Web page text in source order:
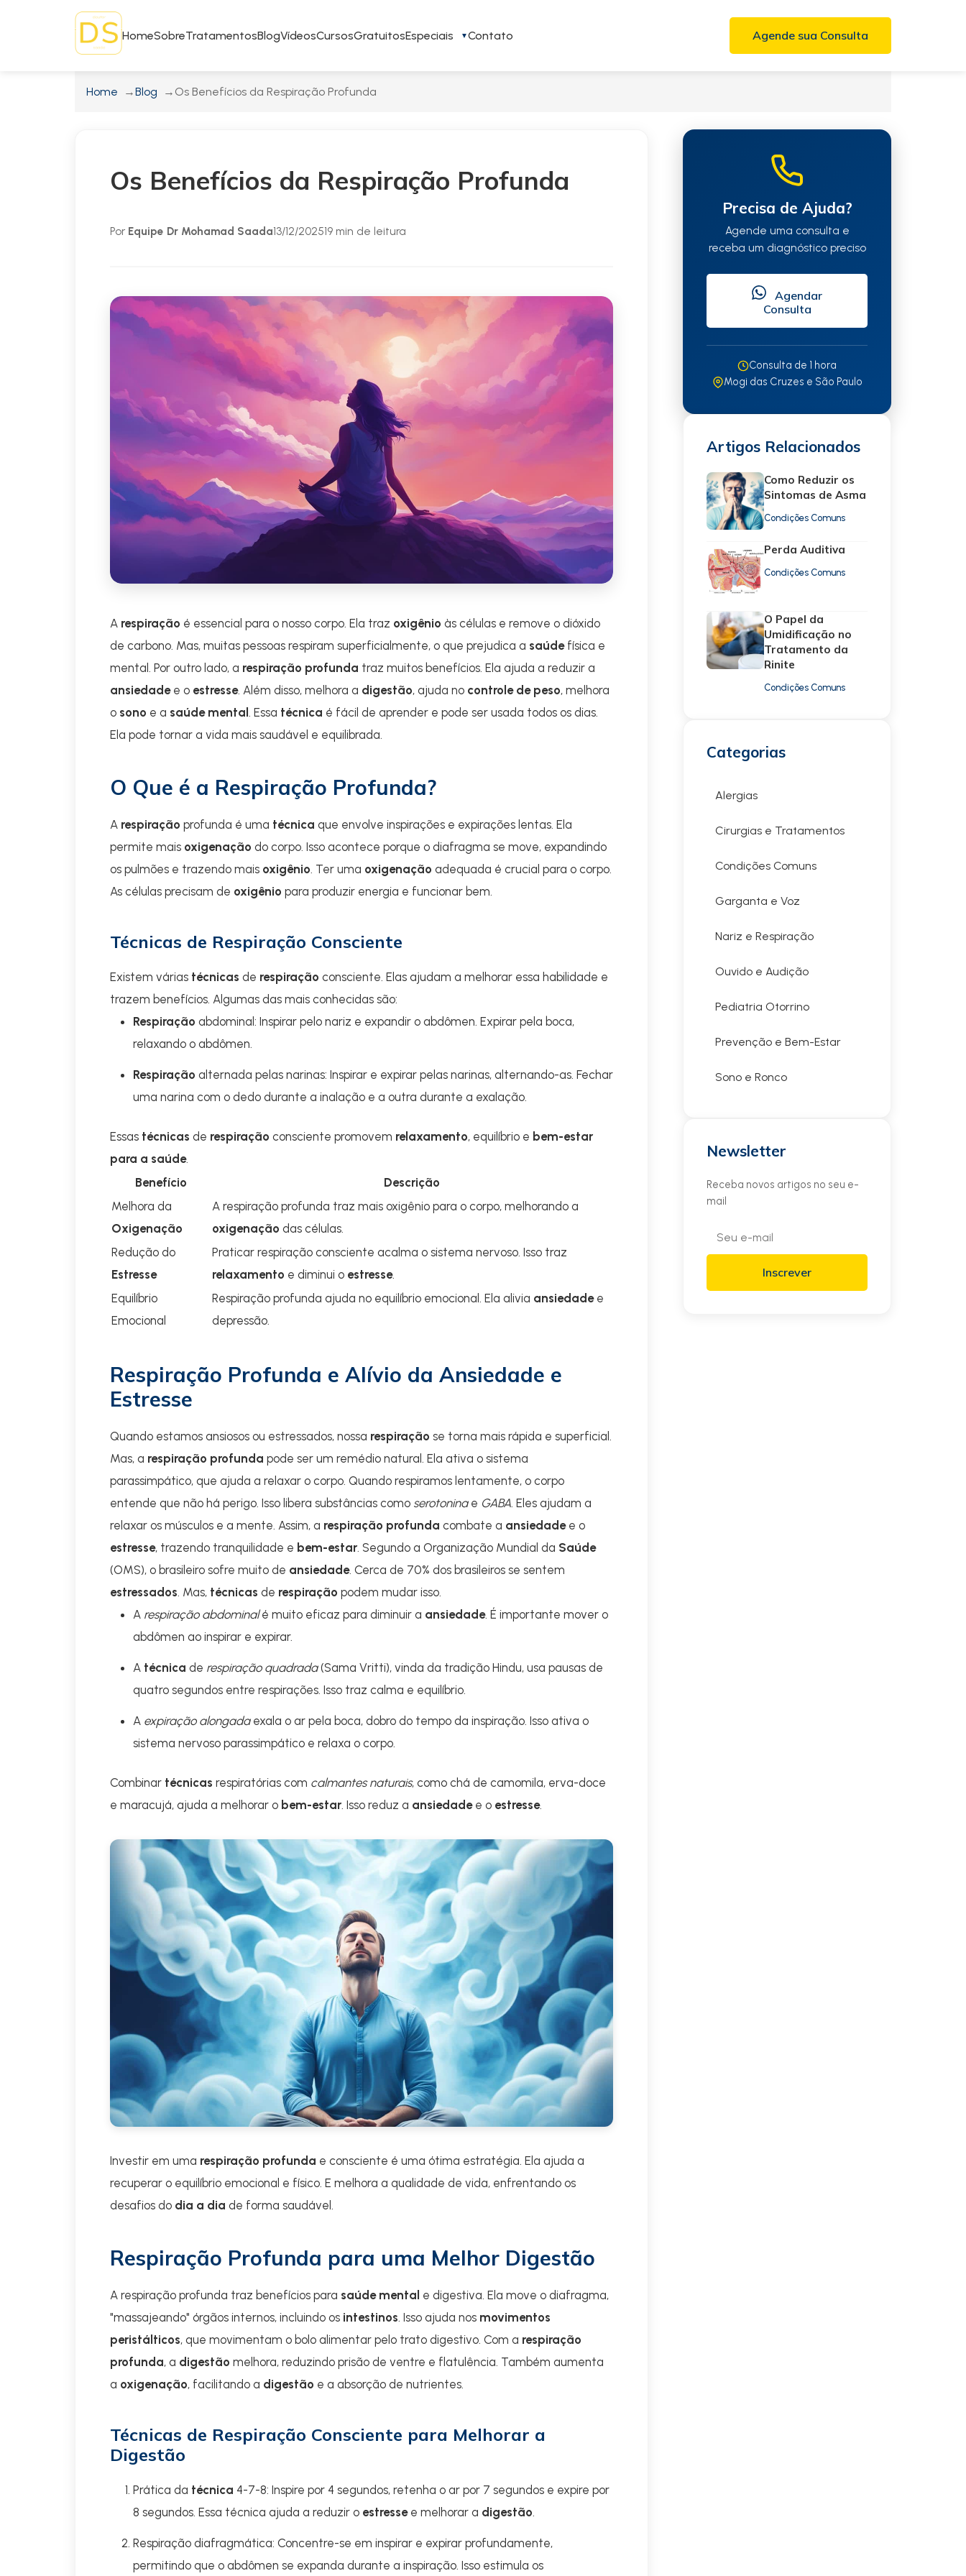
HomeSobreTratamentosBlogVídeosCursosGratuitosEspeciais Contato Agende sua Consulta
Home Blog Os Benefícios da Respiração Profunda
Os Benefícios da Respiração Profunda
Por Equipe Dr Mohamad Saada13/12/202519 min de leitura
A respiração é essencial para o nosso corpo. Ela traz oxigênio às células e remove o dióxido
de carbono. Mas, muitas pessoas respiram superficialmente, o que prejudica a saúdefísica e
mental. Por outro lado, a respiração profunda traz muitos benefícios. Ela ajuda a reduzir a
ansiedadee o estresse. Além disso, melhora a digestão, ajuda no controle de peso, melhora
o sono e a saúde mental . Essa técnica é fácil de aprender e pode ser usada todos os dias.
Ela pode tornar a vida mais saudável e equilibrada.
O Que é a Respiração Profunda?
A respiração profunda é uma técnica que envolve inspirações e expirações lentas. Ela
permite mais oxigenação do corpo. Isso acontece porque o diafragma se move, expandindo
os pulmões e trazendo mais oxigênio. Ter uma oxigenação adequada é crucial para o corpo.
As células precisam de oxigênio para produzir energia e funcionar bem.
Técnicas de Respiração Consciente
Existem várias técnicas de respiração consciente. Elas ajudam a melhorar essa habilidade e
trazem benefícios. Algumas das mais conhecidas são:
Respiração abdominal: Inspirar pelo nariz e expandir o abdômen. Expirar pela boca,
relaxando o abdômen.
Respiração alternada pelas narinas: Inspirar e expirar pelas narinas, alternando-as. Fechar
uma narina com o dedo durante a inalação e a outra durante a exalação.
Essas técnicas de respiração consciente promovem relaxamento, equilíbrio e bem-estar
para a saúde.
Benefício
Descrição
Melhora da
Oxigenação
A respiração profunda traz mais oxigênio para o corpo, melhorando a
oxigenação das células.
Redução do
Estresse
Praticar respiração consciente acalma o sistema nervoso. Isso traz
relaxamento e diminui o estresse.
Equilíbrio
Emocional
Respiração profunda ajuda no equilíbrio emocional. Ela alivia ansiedadee
depressão.
Respiração Profunda e Alívio da Ansiedade e
Estresse
Quando estamos ansiosos ou estressados, nossa respiração se torna mais rápida e superficial.
Mas, a respiração profunda pode ser um remédio natural. Ela ativa o sistema
parassimpático, que ajuda a relaxar o corpo. Quando respiramos lentamente, o corpo
entende que não há perigo. Isso libera substâncias como serotoninae GABA. Eles ajudam a
relaxar os músculos e a mente. Assim, a respiração profunda combate a ansiedadee o
estresse, trazendo tranquilidade e bem-estar. Segundo a Organização Mundial da Saúde
(OMS), o brasileiro sofre muito de ansiedade. Cerca de 70% dos brasileiros se sentem
estressados. Mas, técnicas de respiração podem mudar isso.
A respiração abdominalé muito eficaz para diminuir a ansiedade. É importante mover o
abdômen ao inspirar e expirar.
A técnica de respiração quadrada(Sama Vritti), vinda da tradição Hindu, usa pausas de
quatro segundos entre respirações. Isso traz calma e equilíbrio.
A expiração alongadaexala o ar pela boca, dobro do tempo da inspiração. Isso ativa o
sistema nervoso parassimpático e relaxa o corpo.
Combinar técnicas respiratórias com calmantes naturais, como chá de camomila, erva-doce
e maracujá, ajuda a melhorar o bem-estar. Isso reduz a ansiedadee o estresse.
Investir em uma respiração profunda e consciente é uma ótima estratégia. Ela ajuda a
recuperar o equilíbrio emocional e físico. E melhora a qualidade de vida, enfrentando os
desafios do dia a dia de forma saudável.
Respiração Profunda para uma Melhor Digestão
A respiração profunda traz benefícios para saúde mental e digestiva. Ela move o diafragma,
"massajeando" órgãos internos, incluindo os intestinos. Isso ajuda nos movimentos
peristálticos, que movimentam o bolo alimentar pelo trato digestivo. Com a respiração
profunda, a digestão melhora, reduzindo prisão de ventre e flatulência. Também aumenta
a oxigenação, facilitando a digestão e a absorção de nutrientes.
Técnicas de Respiração Consciente para Melhorar a
Digestão
Prática da técnica 4-7-8: Inspire por 4 segundos, retenha o ar por 7 segundos e expire por
8 segundos. Essa técnica ajuda a reduzir o estressee melhorar a digestão.
Respiração diafragmática: Concentre-se em inspirar e expirar profundamente,
permitindo que o abdômen se expanda durante a inspiração. Isso estimula os
Precisa de Ajuda?
Agende uma consulta e
receba um diagnóstico preciso
Agendar
Consulta
Consulta de 1 hora
Mogi das Cruzes e São Paulo
Artigos Relacionados
Como Reduzir os
Sintomas de Asma
Condições Comuns
Perda Auditiva
Condições Comuns
O Papel da
Umidificação no
Tratamento da
Rinite
Condições Comuns
Categorias
Alergias
Cirurgias e Tratamentos
Condições Comuns
Garganta e Voz
Nariz e Respiração
Ouvido e Audição
Pediatria Otorrino
Prevenção e Bem-Estar
Sono e Ronco
Newsletter
Receba novos artigos no seu e-
mail
Inscrever